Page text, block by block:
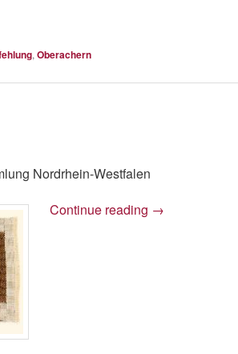
, Oberachern
Nordrhein-Westfalen
Continue reading →